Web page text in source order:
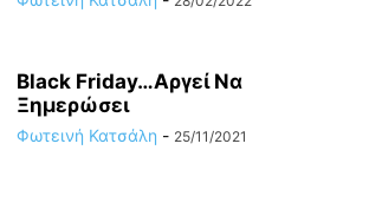
Black Friday…Αργεί Να
Ξημερώσει
Φωτεινή Κατσάλη - 25/11/2021